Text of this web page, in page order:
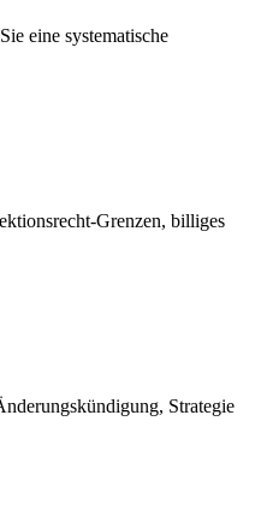
eine systematische
Grenzen, billiges
Strategie